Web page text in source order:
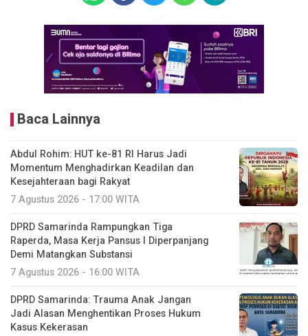
Baca Lainnya
Abdul Rohim: HUT ke-81 RI Harus Jadi
Momentum Menghadirkan Keadilan dan
Kesejahteraan bagi Rakyat
7 Agustus 2026 - 17:00 WITA
DPRD Samarinda Rampungkan Tiga
Raperda, Masa Kerja Pansus I Diperpanjang
Demi Matangkan Substansi
7 Agustus 2026 - 16:00 WITA
DPRD Samarinda: Trauma Anak Jangan
Jadi Alasan Menghentikan Proses Hukum
Kasus Kekerasan